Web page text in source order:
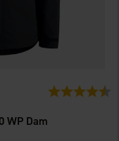
WP Dam
Betyg: